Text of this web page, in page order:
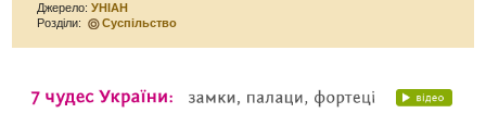
Джерело:УНІАН
Розділи:
Суспільство